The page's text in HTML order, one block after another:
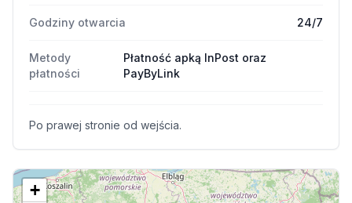
Godziny otwarcia 24/7
Metody
płatności
Płatność apką InPost oraz
PayByLink
Po prawej stronie od wejścia.
+